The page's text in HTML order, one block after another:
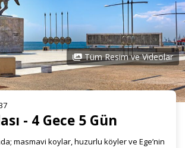
Tüm Resim ve Videolar
- 4 Gece 5 Gün
masmavi koylar, huzurlu köyler ve Ege’nin